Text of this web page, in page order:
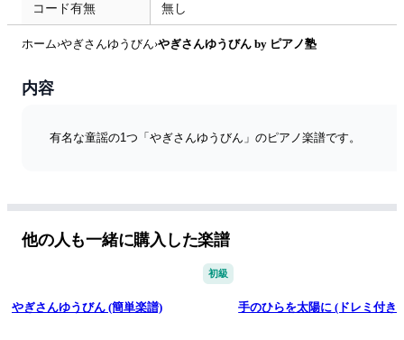
コード有無 無し
ホーム›やぎさんゆうびん›やぎさんゆうびん by ピアノ塾
内容
有名な童謡の1つ「やぎさんゆうびん」のピアノ楽譜です。
他の人も一緒に購入した楽譜
初級
やぎさんゆうびん (簡単楽譜) 手のひらを太陽に (ドレミ付き